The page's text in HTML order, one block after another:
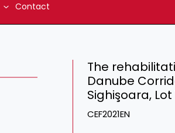
Contact
The
Danube
Sighişoara, Lot
CEF2021EN